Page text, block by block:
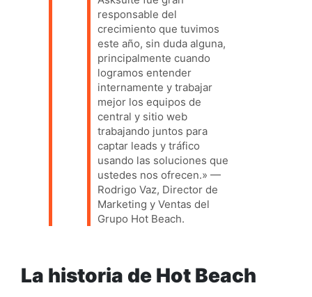
responsable del
crecimiento que tuvimos
este año, sin duda alguna,
principalmente cuando
logramos entender
internamente y trabajar
mejor los equipos de
central y sitio web
trabajando juntos para
captar leads y tráfico
usando las soluciones que
ustedes nos ofrecen.» —
Rodrigo Vaz, Director de
Marketing y Ventas del
Grupo Hot Beach.
La historia de Hot Beach